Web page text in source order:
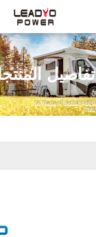
تفاصيل